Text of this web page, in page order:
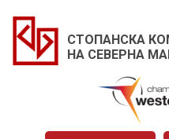
СТОПАНСКА
НА СЕВЕРНА